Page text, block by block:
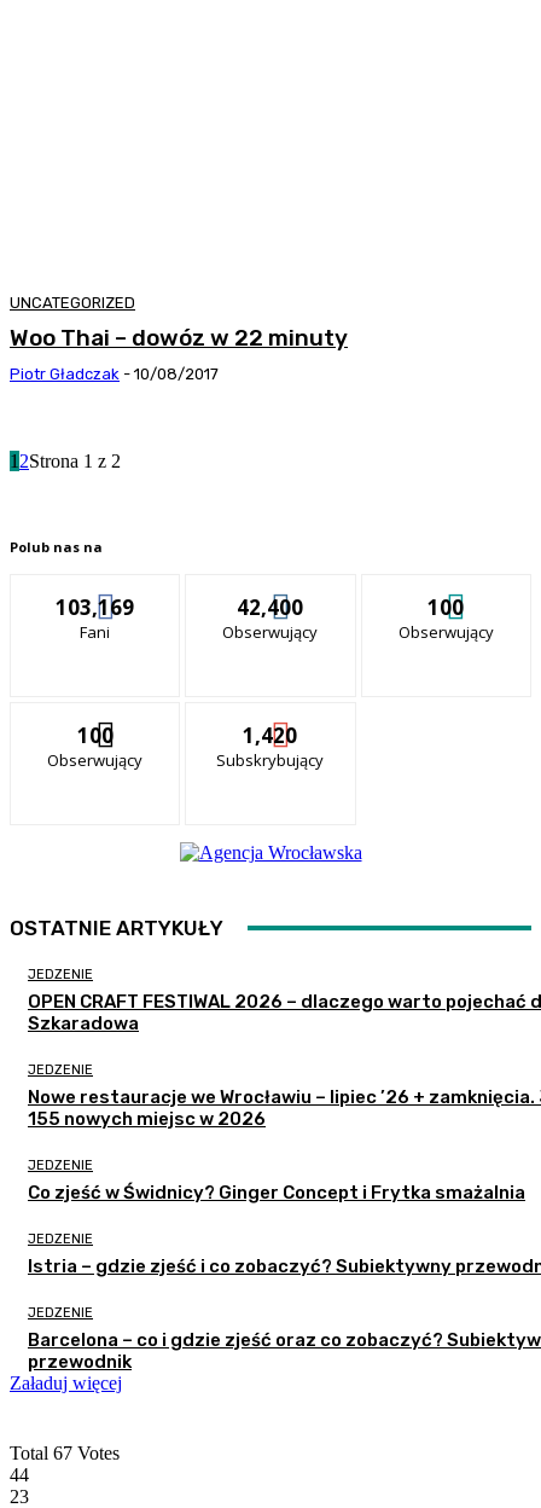
UNCATEGORIZED
Woo Thai – dowóz w 22 minuty
Piotr Gładczak - 10/08/2017
1 2Strona 1 z 2
Polub nas na
103,169
Fani
42,400
Obserwujący
100
Obserwujący
100
Obserwujący
1,420
Subskrybujący
OSTATNIE ARTYKUŁY
JEDZENIE
OPEN CRAFT FESTIWAL 2026 – dlaczego warto pojechać
Szkaradowa
JEDZENIE
Nowe restauracje we Wrocławiu – lipiec ’26 + zamknięcia.
155 nowych miejsc w 2026
JEDZENIE
Co zjeść w Świdnicy? Ginger Concept i Frytka smażalnia
JEDZENIE
Istria – gdzie zjeść i co zobaczyć? Subiektywny
JEDZENIE
Barcelona – co i gdzie zjeść oraz co zobaczyć?
przewodnik
Załaduj więcej
Total 67 Votes
44
23